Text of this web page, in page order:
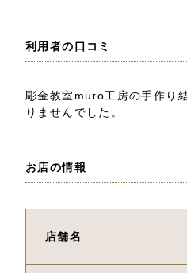
利用者の口コミ
彫金教室muro工房の手作り
りませんでした。
お店の情報
店舗名